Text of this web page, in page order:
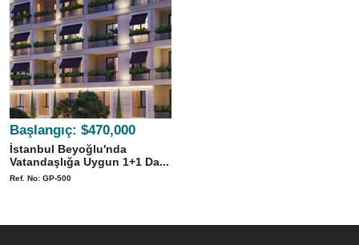
Başlangıç: $470,000
İstanbul Beyoğlu'nda
Vatandaşlığa Uygun 1+1 Da...
Ref. No: GP-500